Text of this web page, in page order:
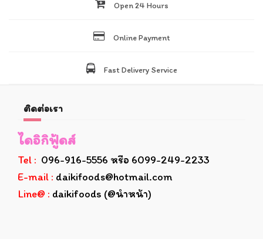
Open 24 Hours
Online Payment
Fast Delivery Service
ติดต่อเรา
ไดอิกิฟู้ดส์
Tel : 096-916-5556 หรือ 6099-249-2233
E-mail : daikifoods@hotmail.com
Line@ : daikifoods (@นำหน้า)